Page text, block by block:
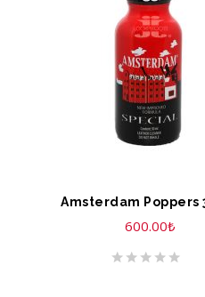
SEPETE EKLE
Amsterdam Poppers
600.00₺